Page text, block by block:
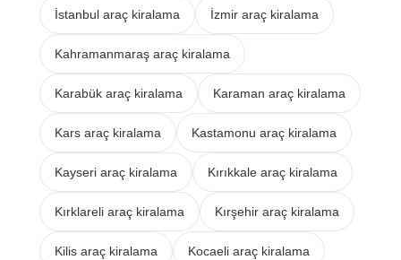
İstanbul araç kiralama İzmir araç kiralama
Kahramanmaraş araç kiralama
Karabük araç kiralama Karaman araç kiralama
Kars araç kiralama Kastamonu araç kiralama
Kayseri araç kiralama Kırıkkale araç kiralama
Kırklareli araç kiralama Kırşehir araç kiralama
Kilis araç kiralama Kocaeli araç kiralama